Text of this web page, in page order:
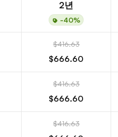
2년
-40%
$416.63
$666.60
$416.63
$666.60
$416.63